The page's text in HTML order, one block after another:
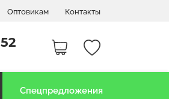
Оптовикам Контакты
Спецпредложения